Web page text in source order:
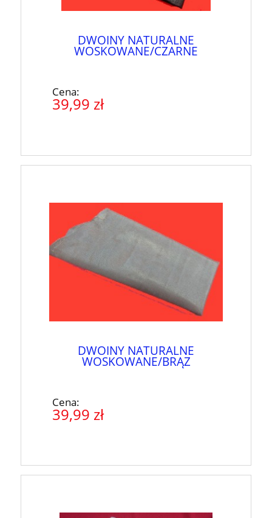
DWOINY NATURALNE
WOSKOWANE/CZARNE
Cena:
39,99 zł
DWOINY NATURALNE
WOSKOWANE/BRĄZ
Cena:
39,99 zł